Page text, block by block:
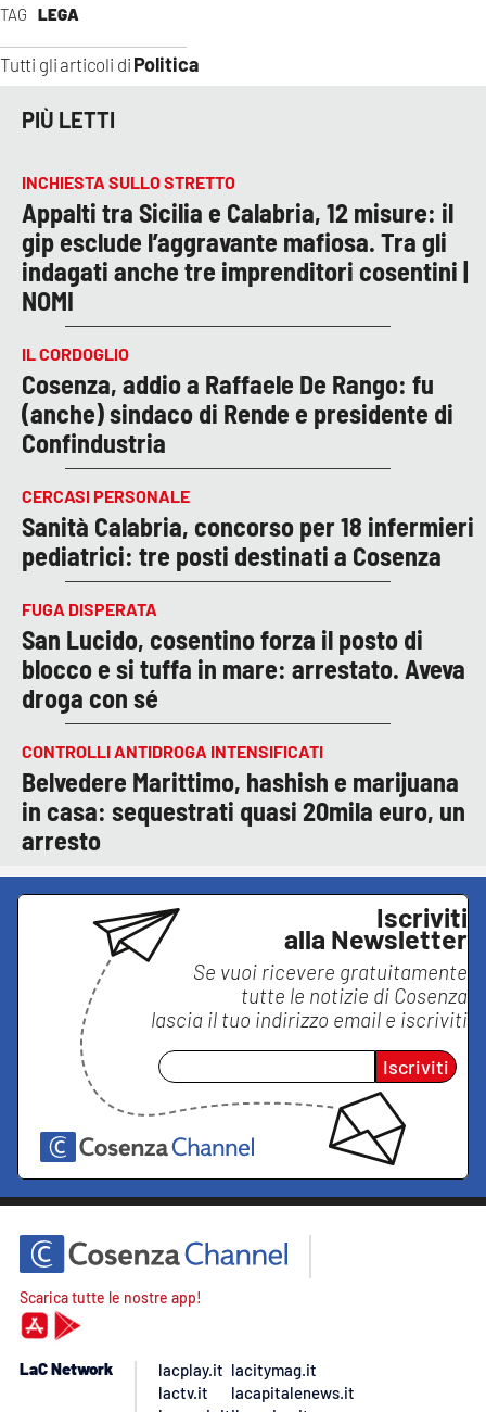
TAG LEGA
Tutti gli articoli di Politica
PIÙ LETTI
INCHIESTA SULLO STRETTO
Appalti tra Sicilia e Calabria, 12 misure: il
gip esclude l’aggravante mafiosa. Tra gli
indagati anche tre imprenditori cosentini |
NOMI
IL CORDOGLIO
Cosenza, addio a Raffaele De Rango: fu
(anche) sindaco di Rende e presidente di
Confindustria
CERCASI PERSONALE
Sanità Calabria, concorso per 18 infermieri
pediatrici: tre posti destinati a Cosenza
FUGA DISPERATA
San Lucido, cosentino forza il posto di
blocco e si tuffa in mare: arrestato. Aveva
droga con sé
CONTROLLI ANTIDROGA INTENSIFICATI
Belvedere Marittimo, hashish e marijuana
in casa: sequestrati quasi 20mila euro, un
arresto
Iscriviti
alla Newsletter
Se vuoi ricevere gratuitamente
tutte le notizie di Cosenza
lascia il tuo indirizzo email e iscriviti
Iscriviti
Scarica tutte le nostre app!
LaC Network
lacplay.it
lactv.it
lacitymag.it
lacapitalenews.it